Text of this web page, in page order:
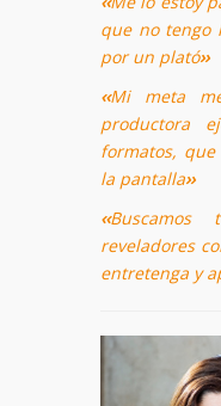
que no tengo
por un plató››
‹‹Mi meta
productora
formatos,
la pantalla››
‹‹Buscamos
reveladores
entretenga y